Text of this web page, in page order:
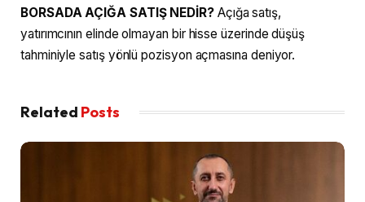
BORSADA AÇIĞA SATIŞ NEDİR? Açığa satış,
yatırımcının elinde olmayan bir hisse üzerinde düşüş
tahminiyle satış yönlü pozisyon açmasına deniyor.
Related Posts